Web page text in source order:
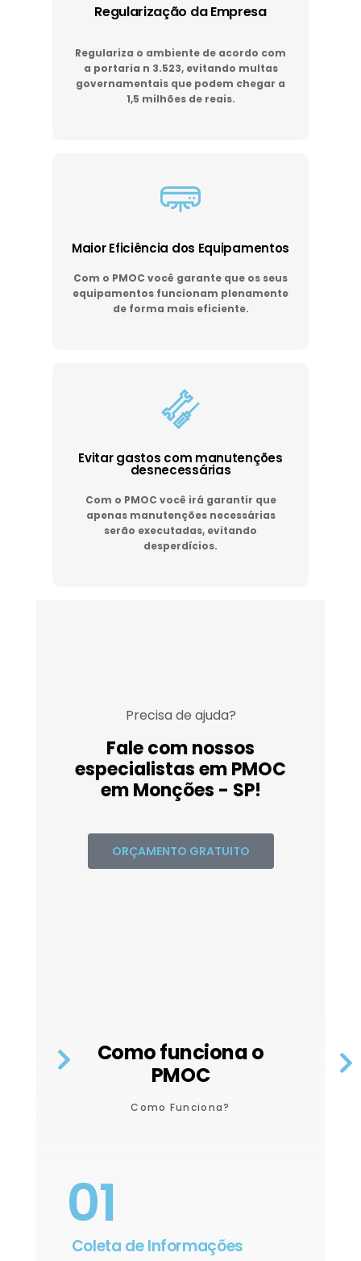
Regularização da Empresa
Regulariza o ambiente de acordo com
a portaria n 3.523, evitando multas
governamentais que podem chegar a
1,5 milhões de reais.
Maior Eficiência dos Equipamentos
Com o PMOC você garante que os seus
equipamentos funcionam plenamente
de forma mais eficiente.
Evitar gastos com manutenções
desnecessárias
Com o PMOC você irá garantir que
apenas manutenções necessárias
serão executadas, evitando
desperdícios.
Precisa de ajuda?
Fale com nossos
especialistas em PMOC
em Monções - SP!
ORÇAMENTO GRATUITO
Como funciona o
PMOC
Como Funciona?
01
Coleta de Informações